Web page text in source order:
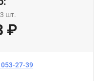
шт.
₽
27-39